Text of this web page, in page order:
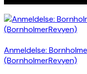
Anmeldelse:
(BornholmerRevyen)